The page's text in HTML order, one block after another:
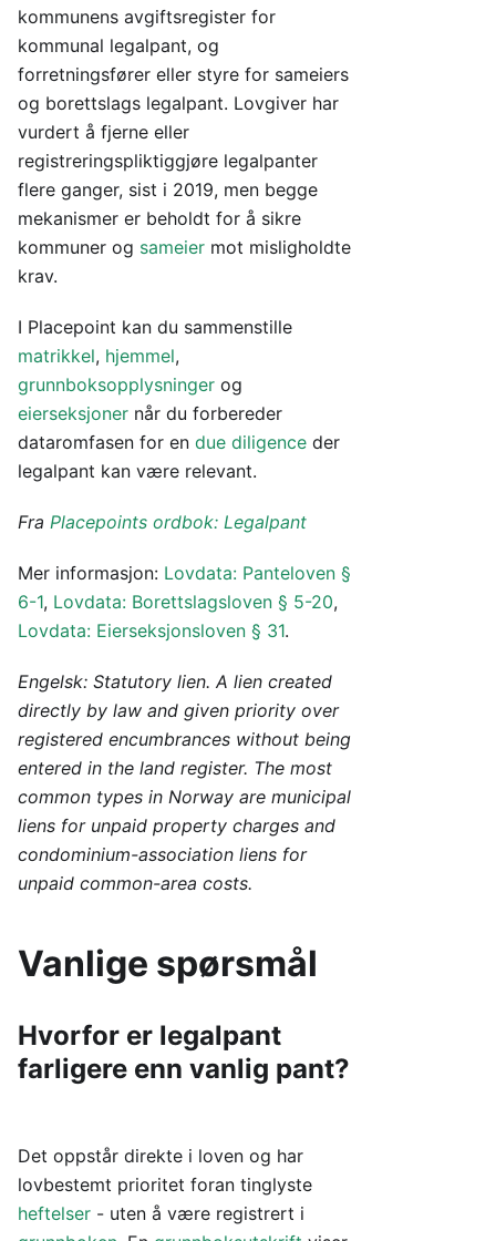
kommunens avgiftsregister for
kommunal legalpant, og
forretningsfører eller styre for sameiers
og borettslags legalpant. Lovgiver har
vurdert å fjerne eller
registreringspliktiggjøre legalpanter
flere ganger, sist i 2019, men begge
mekanismer er beholdt for å sikre
kommuner og sameier mot misligholdte
krav.
I Placepoint kan du sammenstille
matrikkel, hjemmel,
grunnboksopplysninger og
eierseksjoner når du forbereder
dataromfasen for en due diligence der
legalpant kan være relevant.
Fra Placepoints ordbok: Legalpant
Mer informasjon: Lovdata: Panteloven §
6-1, Lovdata: Borettslagsloven § 5-20,
Lovdata: Eierseksjonsloven § 31.
Engelsk: Statutory lien. A lien created
directly by law and given priority over
registered encumbrances without being
entered in the land register. The most
common types in Norway are municipal
liens for unpaid property charges and
condominium-association liens for
unpaid common-area costs.
Vanlige spørsmål
Hvorfor er legalpant
farligere enn vanlig pant?
Det oppstår direkte i loven og har
lovbestemt prioritet foran tinglyste
heftelser - uten å være registrert i